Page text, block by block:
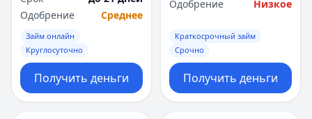
Одобрение
Среднее
Займ онлайн
Круглосуточно
Получить деньги
Одобрение
Низкое
Краткосрочный займ
Срочно
Получить деньги